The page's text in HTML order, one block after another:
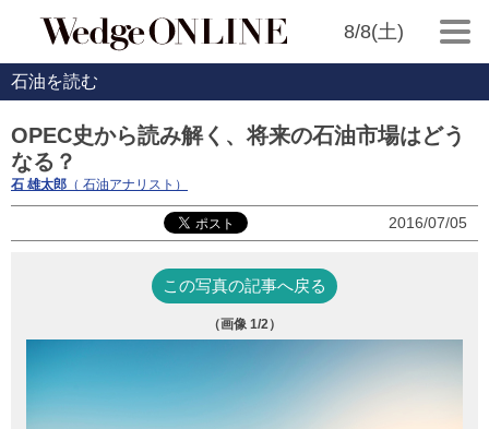
8/8(土)
石油を読む
OPEC史から読み解く、将来の石油市場はどう
なる？
石 雄太郎 （ 石油アナリスト）
2016/07/05
この写真の記事へ戻る
（画像 1/2）